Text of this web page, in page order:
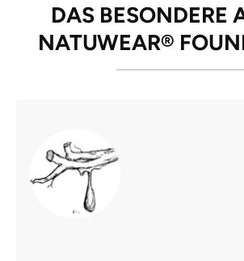
DAS BESONDERE
NATUWEAR®